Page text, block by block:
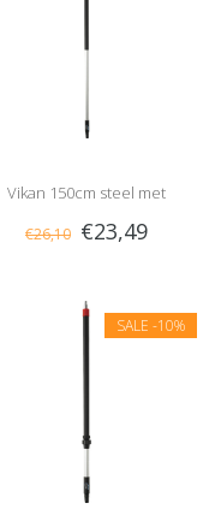
Vikan 150cm steel met
waterdoorvoer, 1/2" nippel
€26,10 €23,49
SALE -10%